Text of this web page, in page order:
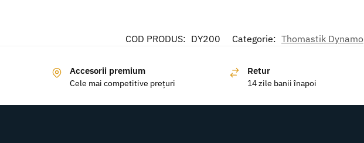
COD PRODUS: DY200 Categorie: Thomastik Dynamo
Accesorii premium
Cele mai competitive prețuri
Retur
14 zile banii înapoi